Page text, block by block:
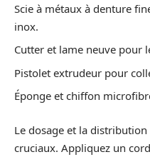
Scie à métaux à denture
inox.
Cutter et lame neuve pour
Pistolet extrudeur pour
Éponge et chiffon
Le dosage et la
cruciaux. Appliquez un